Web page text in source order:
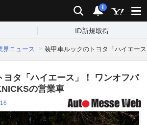
検索 通知
i
ID新規取得
界ニュース 装甲車ルックのトヨタ「ハイエー
ヨタ「ハイエース」！ ワンオフパ
の営業車
16